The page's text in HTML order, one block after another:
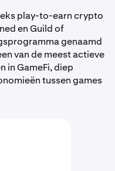
play-to-earn crypto
en Guild of
genaamd
van de meest actieve
in GameFi, diep
tussen games